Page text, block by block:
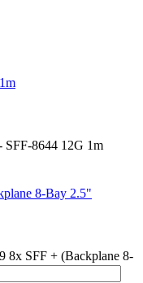
SFF-8644 12G 1m
8-Bay 2.5"
8x SFF + (Backplane 8-